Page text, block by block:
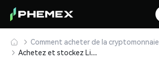
Comment acheter de la cryptomonnaie
Achetez et stockez Liquina (LQNA) en toute sécurité